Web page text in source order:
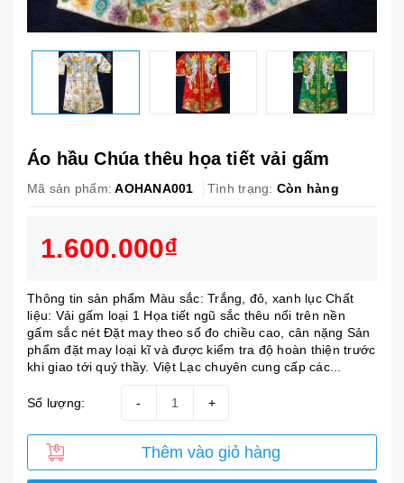
Áo hầu Chúa thêu họa tiết vải gấm
Mã sản phẩm: AOHANA001 Tình trạng: Còn hàng
1.600.000₫
Thông tin sản phẩm Màu sắc: Trắng, đỏ, xanh lục Chất
liệu: Vải gấm loại 1 Họa tiết ngũ sắc thêu nổi trên nền
gấm sắc nét Đặt may theo số đo chiều cao, cân nặng Sản
phẩm đặt may loại kĩ và được kiểm tra độ hoàn thiện trước
khi giao tới quý thầy. Việt Lạc chuyên cung cấp các...
Số lượng: +
-
Thêm vào giỏ hàng